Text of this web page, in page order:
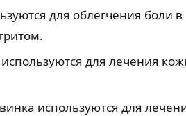
для облегчения боли в
для лечения
используются для